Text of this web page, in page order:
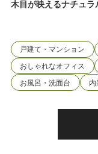
木目が映えるナチュラ
戸建て・マンション
おしゃれなオフィス
お風呂・洗面台
内